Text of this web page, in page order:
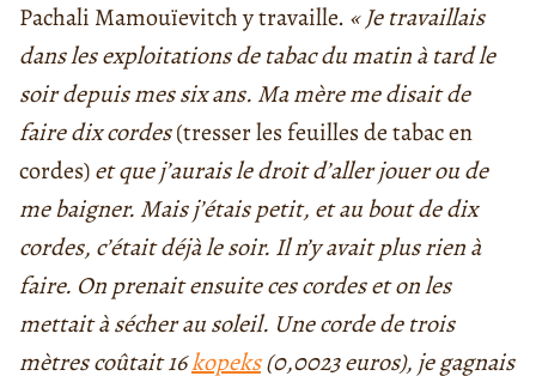
Pachali Mamouïevitch y travaille. « Je travaillais
dans les exploitations de tabac du matin à tard le
soir depuis mes six ans. Ma mère me disait de
faire dix cordes(tresser les feuilles de tabac en
cordes)et que j’aurais le droit d’aller jouer ou de
me baigner. Mais j’étais petit, et au bout de dix
cordes, c’était déjà le soir. Il n’y avait plus rien à
faire. On prenait ensuite ces cordes et on les
mettait à sécher au soleil. Une corde de trois
mètres coûtait 16kopeks(0,0023 euros), je gagnais